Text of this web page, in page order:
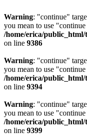
Warning: "continue"
you mean to use
/home/erica/public_html/
on line 9386
Warning: "continue"
you mean to use
/home/erica/public_html/
on line 9394
Warning: "continue"
you mean to use
/home/erica/public_html/
on line 9399